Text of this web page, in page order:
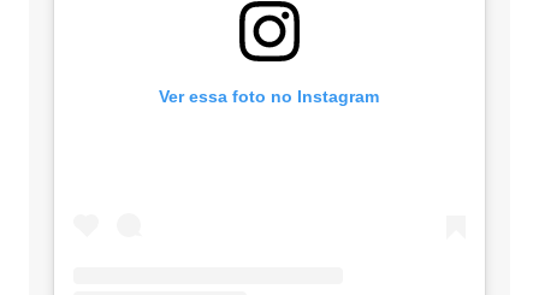
Ver essa foto no Instagram